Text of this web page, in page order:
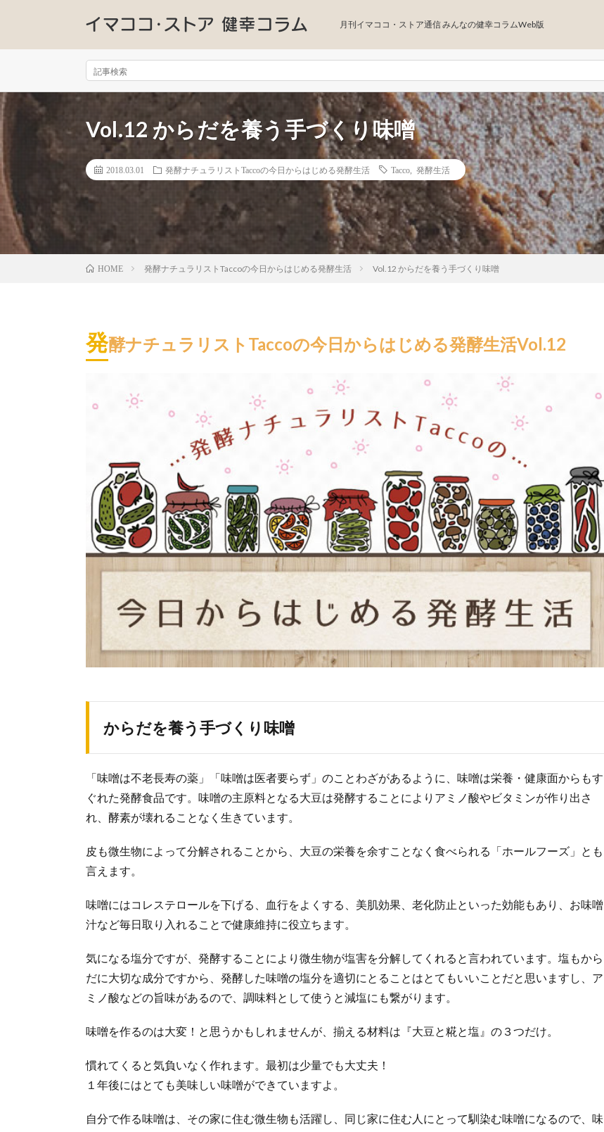
月刊イマココ・ストア通信 みんなの健幸コラムWeb版
Vol.12 からだを養う手づくり味噌
2018.03.01 発酵ナチュラリストTaccoの今日からはじめる発酵生活 Tacco 発酵生活
HOME 発酵ナチュラリストTaccoの今日からはじめる発酵生活 Vol.12 からだを養う手づくり味噌
発酵ナチュラリストTaccoの今日からはじめる発酵生活Vol.12
からだを養う手づくり味噌
「味噌は不老長寿の薬」「味噌は医者要らず」のことわざがあるように、味噌は栄養・健康面からもす
ぐれた発酵食品です。味噌の主原料となる大豆は発酵することによりアミノ酸やビタミンが作り出さ
れ、酵素が壊れることなく生きています。
皮も微生物によって分解されることから、大豆の栄養を余すことなく食べられる「ホールフーズ」とも
言えます。
味噌にはコレステロールを下げる、血行をよくする、美肌効果、老化防止といった効能もあり、お味噌
汁など毎日取り入れることで健康維持に役立ちます。
気になる塩分ですが、発酵することにより微生物が塩害を分解してくれると言われています。塩もから
だに大切な成分ですから、発酵した味噌の塩分を適切にとることはとてもいいことだと思いますし、ア
ミノ酸などの旨味があるので、調味料として使うと減塩にも繋がります。
味噌を作るのは大変！と思うかもしれませんが、揃える材料は『大豆と糀と塩』の３つだけ。
慣れてくると気負いなく作れます。最初は少量でも大丈夫！
１年後にはとても美味しい味噌ができていますよ。
自分で作る味噌は、その家に住む微生物も活躍し、同じ家に住む人にとって馴染む味噌になるので、味